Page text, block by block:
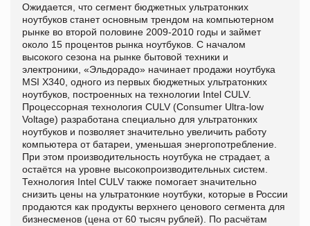
Ожидается, что сегмент бюджетных ультратонких
ноутбуков станет основным трендом на компьютерном
рынке во второй половине 2009-2010 годы и займет
около 15 процентов рынка ноутбуков. C началом
высокого сезона на рынке бытовой техники и
электроники, «Эльдорадо» начинает продажи ноутбука
MSI X340, одного из первых бюджетных ультратонких
ноутбуков, построенных на технологии Intel CULV.
Процессорная технология CULV (Consumer Ultra-low
Voltage) разработана специально для ультратонких
ноутбуков и позволяет значительно увеличить работу
компьютера от батареи, уменьшая энергопотребление.
При этом производительность ноутбука не страдает, а
остаётся на уровне высокопроизводительных систем.
Технология Intel CULV также помогает значительно
снизить цены на ультратонкие ноутбуки, которые в России
продаются как продукты верхнего ценового сегмента для
бизнесменов (цена от 60 тысяч рублей). По расчётам